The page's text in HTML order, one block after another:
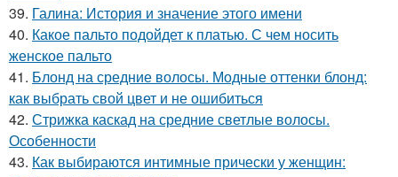
39. Галина: История и значение этого имени
40. Какое пальто подойдет к платью. С чем носить
женское пальто
41. Блонд на средние волосы. Модные оттенки блонд:
как выбрать свой цвет и не ошибиться
42. Стрижка каскад на средние светлые волосы.
Особенности
43. Как выбираются интимные прически у женщин: